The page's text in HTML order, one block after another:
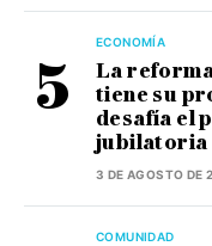
ECONOMÍA
La
tiene su
desafía el
jubilatoria
3 DE AGOSTO DE
COMUNIDAD